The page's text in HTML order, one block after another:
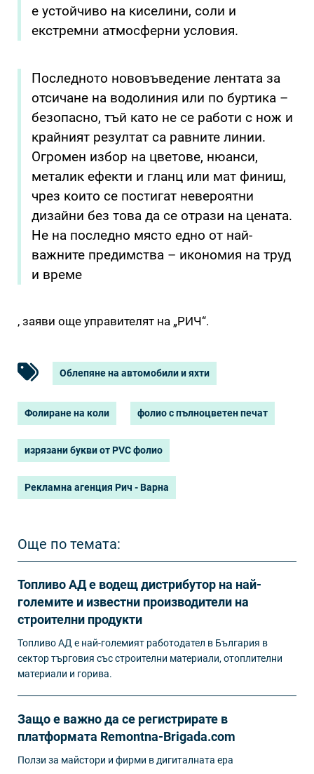
е устойчиво на киселини, соли и
екстремни атмосферни условия.
Последното нововъведение лентата за
отсичане на водолиния или по буртика –
безопасно, тъй като не се работи с нож и
крайният резултат са равните линии.
Огромен избор на цветове, нюанси,
металик ефекти и гланц или мат финиш,
чрез които се постигат невероятни
дизайни без това да се отрази на цената.
Не на последно място едно от най-
важните предимства – икономия на труд
и време
, заяви още управителят на „РИЧ“.
Облепяне на автомобили и яхти
Фолиране на коли фолио с пълноцветен печат
изрязани букви от PVC фолио
Рекламна агенция Рич - Варна
Още по темата:
Топливо АД е водещ дистрибутор на най-
големите и известни производители на
строителни продукти
Топливо АД е най-големият работодател в България в
сектор търговия със строителни материали, отоплителни
материали и горива.
Защо е важно да се регистрирате в
платформата Remontna-Brigada.com
Ползи за майстори и фирми в дигиталната ера